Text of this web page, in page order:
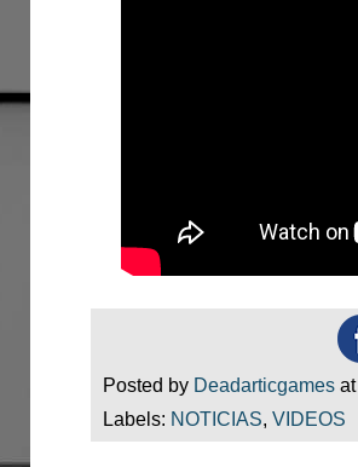
Posted by Deadarticgames at
Labels: NOTICIAS, VIDEOS